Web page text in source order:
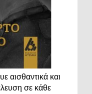
αισθαντικά και
σε κάθε